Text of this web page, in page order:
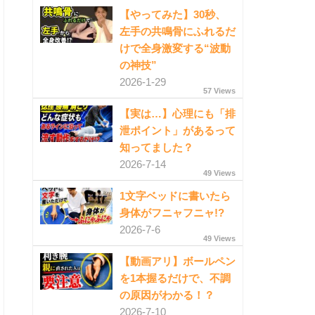
【やってみた】30秒、
左手の共鳴骨にふれるだ
けで全身激変する“波動
の神技”
2026-1-29
57 Views
【実は…】心理にも「排
泄ポイント」があるって
知ってました？
2026-7-14
49 Views
1文字ベッドに書いたら
身体がフニャフニャ!?
2026-7-6
49 Views
【動画アリ】ボールペン
を1本握るだけで、不調
の原因がわかる！？
2026-7-10